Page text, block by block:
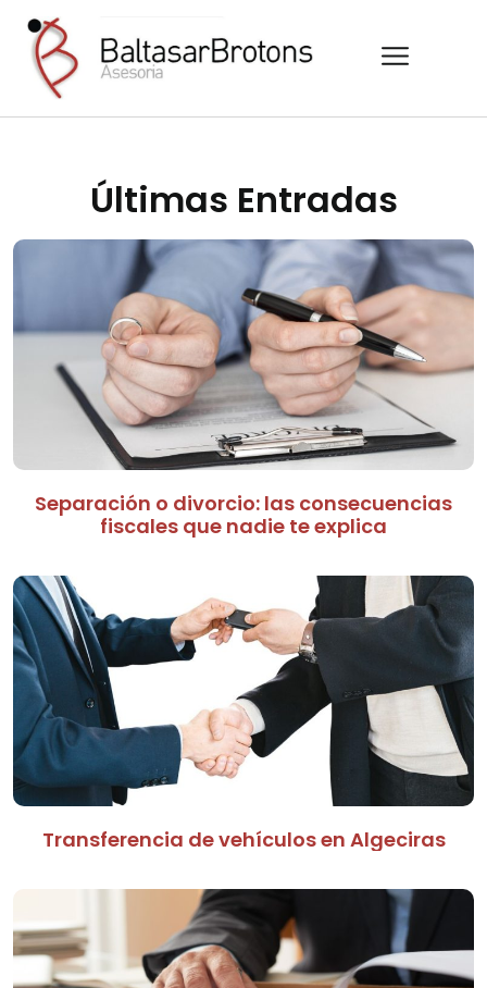
Últimas Entradas
Separación o divorcio: las consecuencias
fiscales que nadie te explica
Transferencia de vehículos en Algeciras